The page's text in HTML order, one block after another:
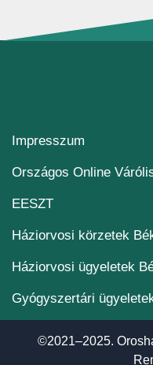
Impresszum
Országos Online
EESZT(új ablakban
Háziorvosi körzetek
Háziorvosi ügyeletek
Gyógyszertári
©2021–2025.